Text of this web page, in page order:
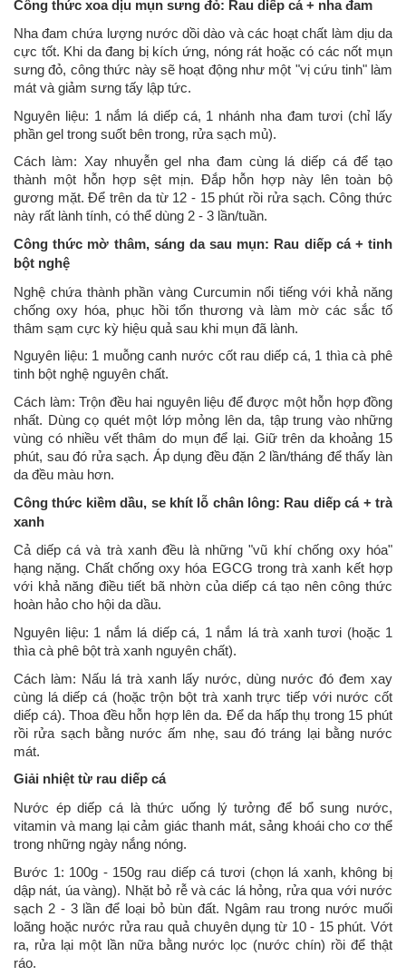
Công thức xoa dịu mụn sưng đỏ: Rau diếp cá + nha đam
Nha đam chứa lượng nước dồi dào và các hoạt chất làm dịu da
cực tốt. Khi da đang bị kích ứng, nóng rát hoặc có các nốt mụn
sưng đỏ, công thức này sẽ hoạt động như một "vị cứu tinh" làm
mát và giảm sưng tấy lập tức.
Nguyên liệu: 1 nắm lá diếp cá, 1 nhánh nha đam tươi (chỉ lấy
phần gel trong suốt bên trong, rửa sạch mủ).
Cách làm: Xay nhuyễn gel nha đam cùng lá diếp cá để tạo
thành một hỗn hợp sệt mịn. Đắp hỗn hợp này lên toàn bộ
gương mặt. Để trên da từ 12 - 15 phút rồi rửa sạch. Công thức
này rất lành tính, có thể dùng 2 - 3 lần/tuần.
Công thức mờ thâm, sáng da sau mụn: Rau diếp cá + tinh
bột nghệ
Nghệ chứa thành phần vàng Curcumin nổi tiếng với khả năng
chống oxy hóa, phục hồi tổn thương và làm mờ các sắc tố
thâm sạm cực kỳ hiệu quả sau khi mụn đã lành.
Nguyên liệu: 1 muỗng canh nước cốt rau diếp cá, 1 thìa cà phê
tinh bột nghệ nguyên chất.
Cách làm: Trộn đều hai nguyên liệu để được một hỗn hợp đồng
nhất. Dùng cọ quét một lớp mỏng lên da, tập trung vào những
vùng có nhiều vết thâm do mụn để lại. Giữ trên da khoảng 15
phút, sau đó rửa sạch. Áp dụng đều đặn 2 lần/tháng để thấy làn
da đều màu hơn.
Công thức kiềm dầu, se khít lỗ chân lông: Rau diếp cá + trà
xanh
Cả diếp cá và trà xanh đều là những "vũ khí chống oxy hóa"
hạng nặng. Chất chống oxy hóa EGCG trong trà xanh kết hợp
với khả năng điều tiết bã nhờn của diếp cá tạo nên công thức
hoàn hảo cho hội da dầu.
Nguyên liệu: 1 nắm lá diếp cá, 1 nắm lá trà xanh tươi (hoặc 1
thìa cà phê bột trà xanh nguyên chất).
Cách làm: Nấu lá trà xanh lấy nước, dùng nước đó đem xay
cùng lá diếp cá (hoặc trộn bột trà xanh trực tiếp với nước cốt
diếp cá). Thoa đều hỗn hợp lên da. Để da hấp thụ trong 15 phút
rồi rửa sạch bằng nước ấm nhẹ, sau đó tráng lại bằng nước
mát.
Giải nhiệt từ rau diếp cá
Nước ép diếp cá là thức uống lý tưởng để bổ sung nước,
vitamin và mang lại cảm giác thanh mát, sảng khoái cho cơ thể
trong những ngày nắng nóng.
Bước 1: 100g - 150g rau diếp cá tươi (chọn lá xanh, không bị
dập nát, úa vàng). Nhặt bỏ rễ và các lá hỏng, rửa qua với nước
sạch 2 - 3 lần để loại bỏ bùn đất. Ngâm rau trong nước muối
loãng hoặc nước rửa rau quả chuyên dụng từ 10 - 15 phút. Vớt
ra, rửa lại một lần nữa bằng nước lọc (nước chín) rồi để thật
ráo.